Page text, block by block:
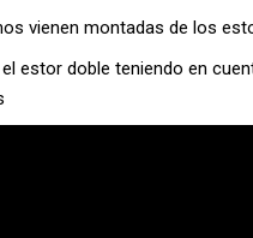
vienen montadas de los
estor doble teniendo en